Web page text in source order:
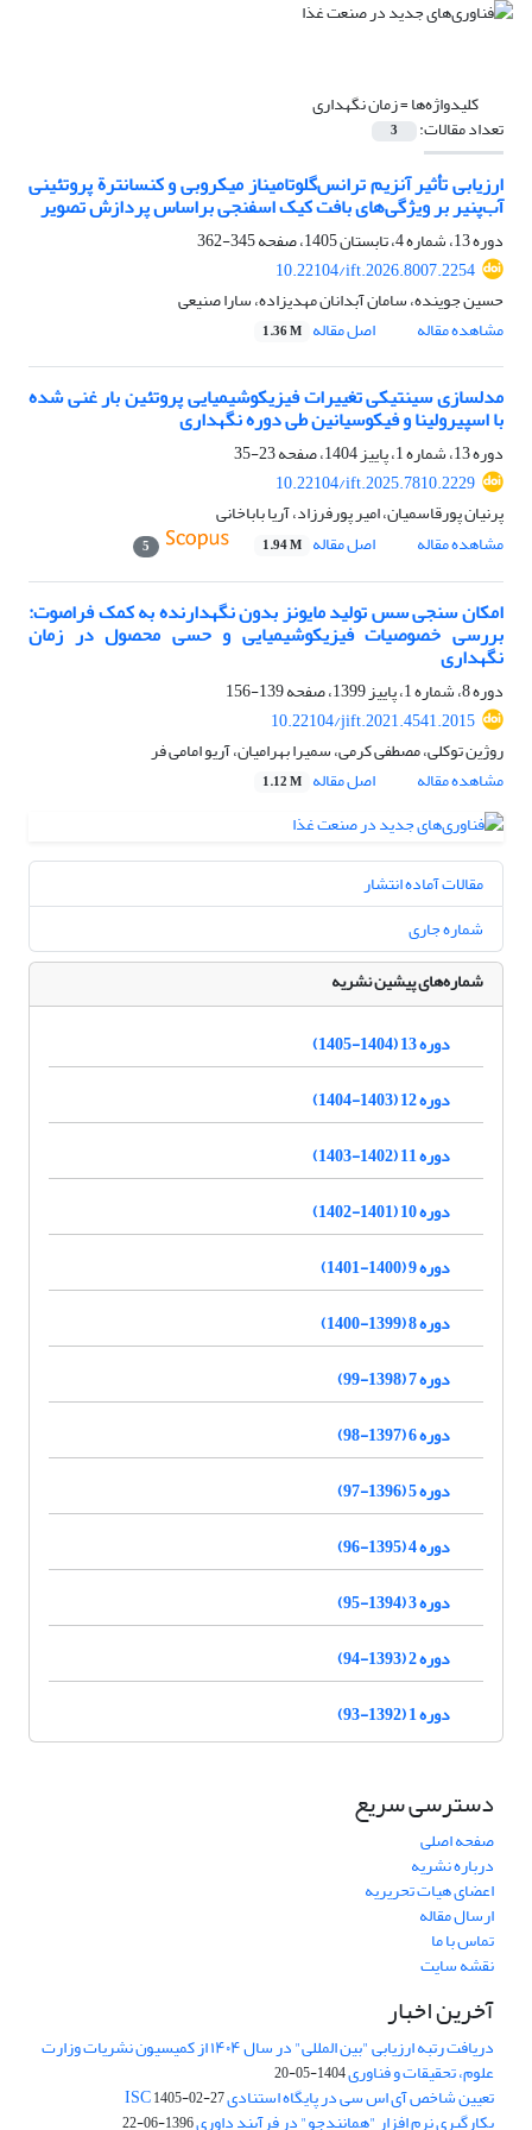
کلیدواژه‌ها =زمان نگهداری
تعداد مقالات: 3
ارزیابی تأثیر آنزیم ترانس‌گلوتامیناز میکروبی و کنسانترة پروتئینی
آب‌پنیر بر ویژگی‌های بافت کیک اسفنجی براساس پردازش تصویر
دوره 13، شماره 4، تابستان 1405، صفحه
345-362
10.22104/ift.2026.8007.2254
حسین جوینده، سامان آبدانان مهدیزاده، سارا صنیعی
مشاهده مقاله
اصل مقاله 1.36 M
مدلسازی سینتیکی تغییرات فیزیکوشیمیایی پروتئین بار غنی شده
با اسپیرولینا و فیکوسیانین طی دوره نگهداری
دوره 13، شماره 1، پاییز 1404، صفحه
23-35
10.22104/ift.2025.7810.2229
پرنیان پورقاسمیان، امیر پورفرزاد، آریا باباخانی
مشاهده مقاله
اصل مقاله 1.94 M
5
امکان سنجی سس تولید مایونز بدون نگهدارنده به کمک فراصوت:
بررسی خصوصیات فیزیکوشیمیایی و حسی محصول در زمان
نگهداری
دوره 8، شماره 1، پاییز 1399، صفحه
139-156
10.22104/jift.2021.4541.2015
روژین توکلی، مصطفی کرمی، سمیرا بهرامیان، آریو امامی فر
مشاهده مقاله
اصل مقاله 1.12 M
مقالات آماده انتشار
شماره جاری
شماره‌های پیشین نشریه
دوره 13 (1404-1405)
دوره 12 (1403-1404)
دوره 11 (1402-1403)
دوره 10 (1401-1402)
دوره 9 (1400-1401)
دوره 8 (1399-1400)
دوره 7 (1398-99)
دوره 6 (1397-98)
دوره 5 (1396-97)
دوره 4 (1395-96)
دوره 3 (1394-95)
دوره 2 (1393-94)
دوره 1 (1392-93)
دسترسی سریع
صفحه اصلی
درباره نشریه
اعضای هیات تحریریه
ارسال مقاله
تماس با ما
نقشه سایت
آخرین اخبار
دریافت رتبه ارزیابی "بین المللی" در سال ۱۴۰۴ از کمیسیون نشریات وزارت
علوم، تحقیقات و فناوری1404-05-20
تعیین شاخص آی اس سی در پایگاه استنادی ISC1405-02-27
بکارگیری نرم افزار "همانندجو" در فرآیند داوری1396-06-22